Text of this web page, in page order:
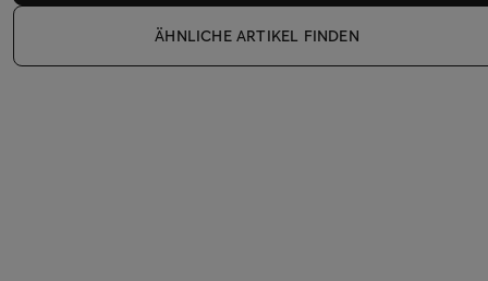
ÄHNLICHE ARTIKEL FINDEN